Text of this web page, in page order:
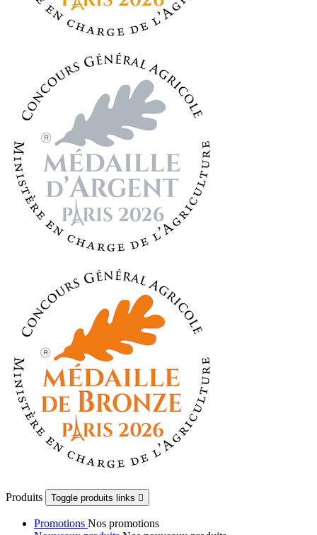
Produits Toggle produits links 
Promotions Nos promotions